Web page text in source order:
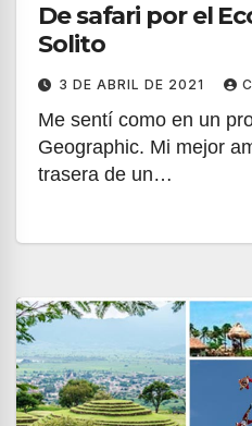
De safari por el
Solito
3 DE ABRIL DE 2021
Me sentí como en un
Geographic. Mi mejor
trasera de un…